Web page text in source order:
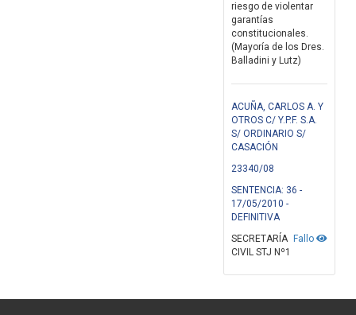
riesgo de violentar
garantías
constitucionales.
(Mayoría de los Dres.
Balladini y Lutz)
ACUÑA, CARLOS A. Y
OTROS C/ Y.P.F. S.A.
S/ ORDINARIO S/
CASACIÓN
23340/08
SENTENCIA: 36 -
17/05/2010 -
DEFINITIVA
Fallo
SECRETARÍA
CIVIL STJ Nº1